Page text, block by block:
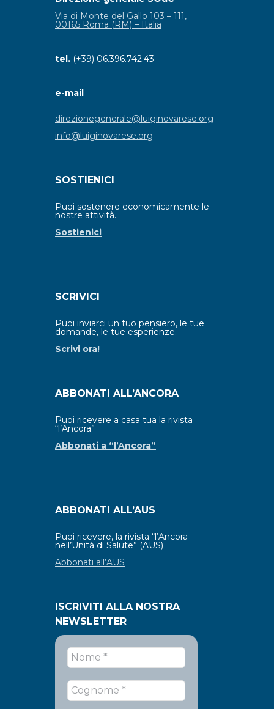
Via di Monte del Gallo 103 – 111,
00165 Roma (RM) – Italia
tel. (+39) 06.396.742.43
e-mail
direzionegenerale@luiginovarese.org
info@luiginovarese.org
SOSTIENICI
Puoi sostenere economicamente le
nostre attività.
Sostienici
SCRIVICI
Puoi inviarci un tuo pensiero, le tue
domande, le tue esperienze.
Scrivi ora!
ABBONATI ALL’ANCORA
Puoi ricevere a casa tua la rivista
“l’Ancora”
Abbonati a “l’Ancora”
ABBONATI ALL’AUS
Puoi ricevere, la rivista “l’Ancora
nell’Unità di Salute” (AUS)
Abbonati all’AUS
ISCRIVITI ALLA NOSTRA
NEWSLETTER